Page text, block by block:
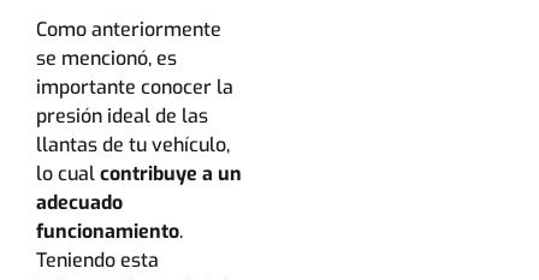
Como anteriormente
se mencionó, es
importante conocer la
presión ideal de las
llantas de tu vehículo,
lo cualcontribuye a un
adecuado
funcionamiento.
Teniendo esta